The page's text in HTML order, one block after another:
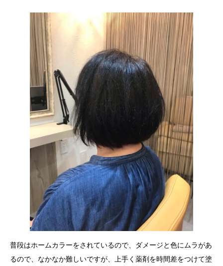
普段はホームカラーをされているので、ダメージと色にムラがあ
るので、なかなか難しいですが、上手く薬剤を時間差をつけて塗